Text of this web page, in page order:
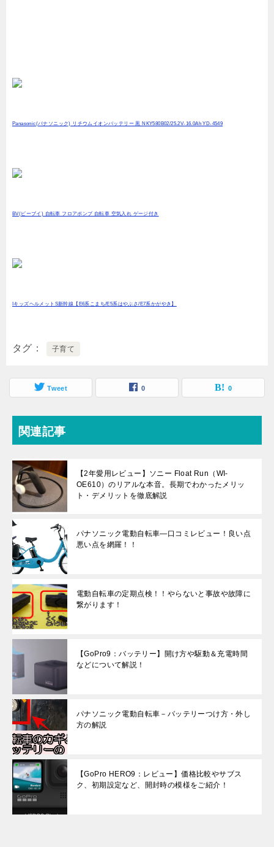
Panasonic(パナソニック) リチウムイオンバッテリー 黒 NKY580B02/25.2V-16.0Ah YD-4549
BV(ビーブイ) 自転車 フロアポンプ 自転車 空気入れ ゲージ付き
IキッズヘルメットS新幹線【E6系こまち/E5系はやぶさ/E7系かがやき】
タグ 子育て
Tweet 0 0
関連記事
【2年愛用レビュー】ソニー Float Run（WI-
OE610）のリアルな本音。長期でわかったメリッ
ト・デメリットを徹底解説
パナソニック電動自転車―口コミレビュー！良い点
悪い点を網羅！！
電動自転車の定期点検！！やらないと事故や故障に
繋がります！
【GoPro9：バッテリー】開け方や駆動＆充電時間
などについて解説！
パナソニック電動自転車－バッテリーつけ方・外し
方の解説
【GoPro HERO9：レビュー】価格比較やサブス
ク、初期設定など、開封時の模様をご紹介！